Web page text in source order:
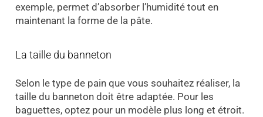
exemple, permet d’absorber l’humidité tout en
maintenant la forme de la pâte.
La taille du banneton
Selon le type de pain que vous souhaitez réaliser, la
taille du banneton doit être adaptée. Pour les
baguettes, optez pour un modèle plus long et étroit.